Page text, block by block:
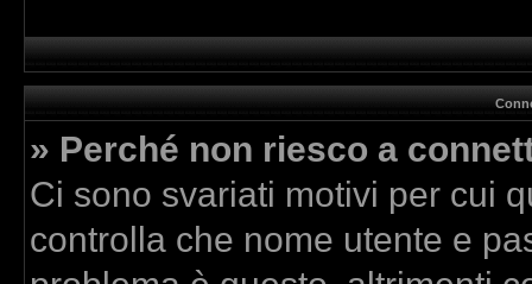
» Perché non riesco a
Ci sono svariati motivi per cui
controlla che nome utente e